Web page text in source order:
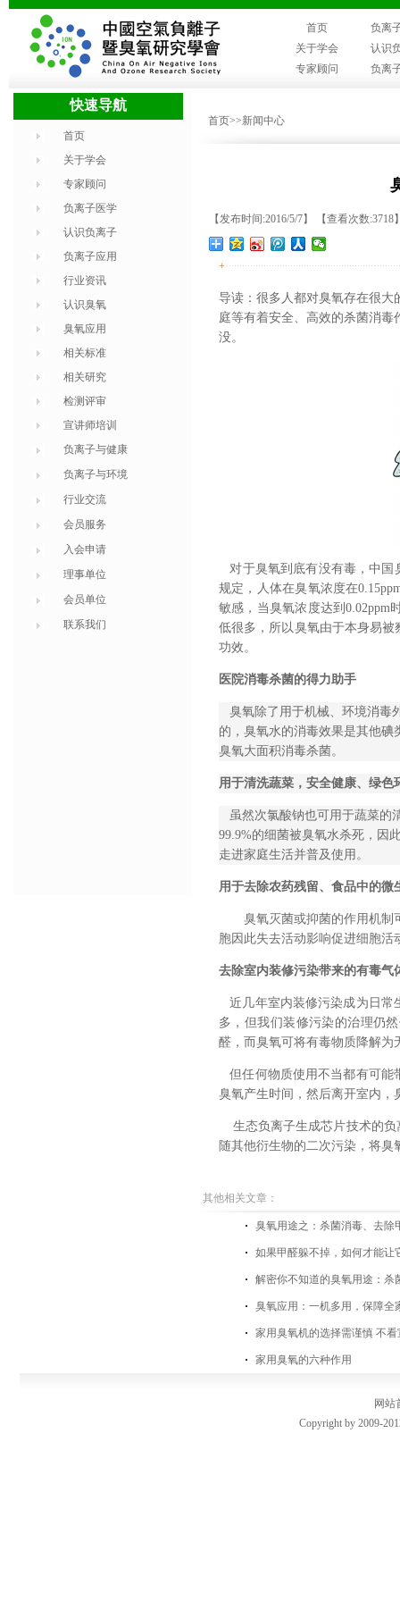
首页
负离
关于学会
认识
专家顾问
负离
快速导航
首页
关于学会
专家顾问
负离子医学
认识负离子
负离子应用
行业资讯
认识臭氧
臭氧应用
相关标准
相关研究
检测评审
宣讲师培训
负离子与健康
负离子与环境
行业交流
会员服务
入会申请
理事单位
会员单位
联系我们
首页>>新闻中心
【发布时间:2016/5/7】 【查看次数:3718
+
导读：很多人都对臭氧存在很大
庭等有着安全、高效的杀菌消
没。
对于臭氧到底有没有毒，中国
规定，人体在臭氧浓度在
敏感，当臭氧浓度达到0.02ppm
低很多，所以臭氧由于本身易
功效。
医院消毒杀菌的得力助手
臭氧除了用于机械、环境消毒
的，臭氧水的消毒效果是其他
臭氧大面积消毒杀菌。
用于清洗蔬菜，安全健康、绿色
虽然次氯酸钠也可用于蔬菜的
99.9%的细菌被臭氧水杀死，因
走进家庭生活并普及使用。
用于去除农药残留、食品中的微
臭氧灭菌或抑菌的作用机制
胞因此失去活动影响促进细胞
去除室内装修污染带来的有毒气
近几年室内装修污染成为日常
多，但我们装修污染的治理仍
醛，而臭氧可将有毒物质降解为
但任何物质使用不当都有可能
臭氧产生时间，然后离开室内，
生态负离子生成芯片技术的负
随其他衍生物的二次污染，将臭
其他相关文章：
臭氧用途之：杀菌消毒、去除
如果甲醛躲不掉，如何才能让
解密你不知道的臭氧用途：杀
臭氧应用：一机多用，保障全
家用臭氧机的选择需谨慎 不
家用臭氧的六种作用
网站
Copyright by 2009-